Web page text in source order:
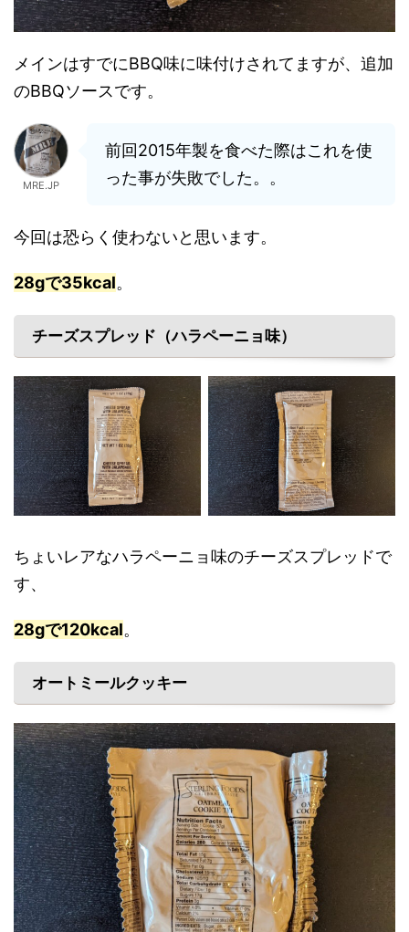
メインはすでにBBQ味に味付けされてますが、追加
のBBQソースです。
MRE.JP
前回2015年製を食べた際はこれを使
った事が失敗でした。。
今回は恐らく使わないと思います。
28gで35kcal。
チーズスプレッド（ハラペーニョ味）
ちょいレアなハラペーニョ味のチーズスプレッドで
す、
28gで120kcal。
オートミールクッキー